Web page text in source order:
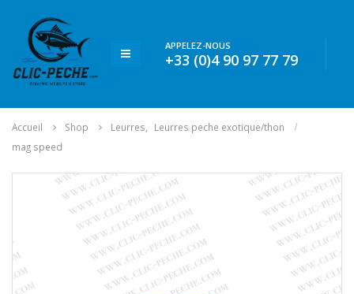
APPELEZ-NOUS
+33 (0)4 90 97 77 79
Accueil Shop Leurres
Leurres peche exotique/thon
mag speed